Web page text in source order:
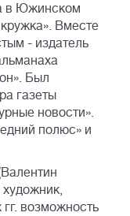
в Южинском
Вместе
- издатель
Был
газеты
новости».
полюс» и
возможность